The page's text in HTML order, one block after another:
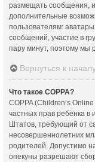
размещать сообщения,
дополнительные
пользователям:
сообщений, участие в
пару минут, поэтому мы
Вернуться к
Что такое COPPA?
COPPA (Children’s
частных прав ребёнка в
Штатов, требующий от
несовершеннолетних
родителей. Допустимо
опекуны разрешают